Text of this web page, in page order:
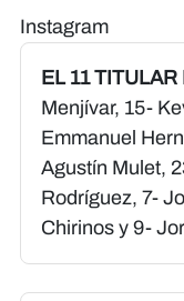
Instagram
EL 11
Menjívar, 15-
Emmanuel
Agustín Mulet,
Rodríguez, 7-
Chirinos y 9-